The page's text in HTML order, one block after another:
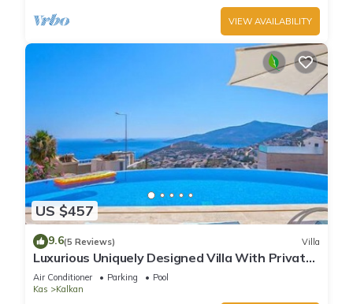
VIEW AVAILABILITY
US $457
9.6(5 Reviews) Villa
Luxurious Uniquely Designed Villa With Private
Infinity Pool and OMG views!
Air Conditioner Parking
Pool
Kas
Kalkan